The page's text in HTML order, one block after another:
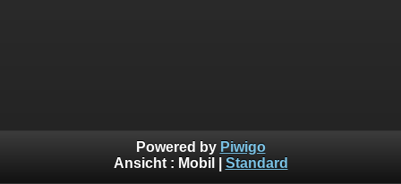
Powered by Piwigo
Ansicht : Mobil Standard